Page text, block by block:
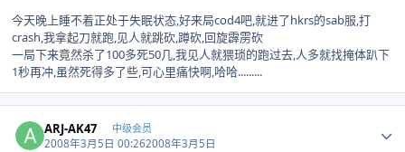
今天晚上睡不着正处于失眠状态,好来局cod4吧,就进了hkrs的sab服,打
crash,我拿起刀就跑,见人就跳砍,蹲砍,回旋霹雳砍
一局下来竟然杀了100多死50几,我见人就猥琐的跑过去,人多就找掩体趴下
1秒再冲,虽然死得多了些,可心里痛快啊,哈哈.........
ARJ-AK47 中级会员
2008年3月5日 00:262008年3月5日